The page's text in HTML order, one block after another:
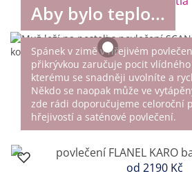
Aby bylo teplo...
Spánek v zimě v hřejivém
přikrývkou zaručuje pocit
kterému se snadněji uvolníte a
Někdo se naopak může ve
zde rádi doporučujeme celoroční
hřejivostí a saténové povlečení.
od 2190 Kč